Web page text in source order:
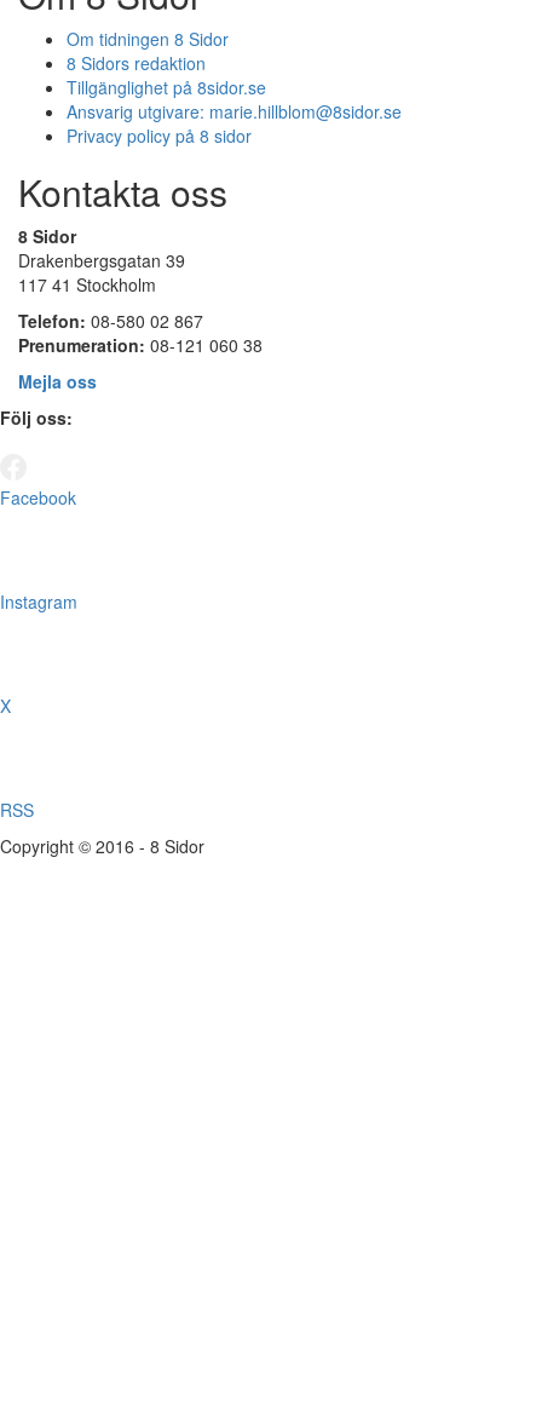
Om tidningen 8 Sidor
8 Sidors redaktion
Tillgänglighet på 8sidor.se
Ansvarig utgivare: marie.hillblom@8sidor.se
Privacy policy på 8 sidor
Kontakta oss
8 Sidor
Drakenbergsgatan 39
117 41 Stockholm
Telefon: 08-580 02 867
Prenumeration: 08-121 060 38
Mejla oss
Följ oss:
Facebook
Instagram
X
RSS
Copyright © 2016 - 8 Sidor